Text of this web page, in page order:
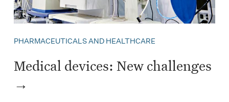
PHARMACEUTICALS AND HEALTHCARE
Medical devices: New challenges